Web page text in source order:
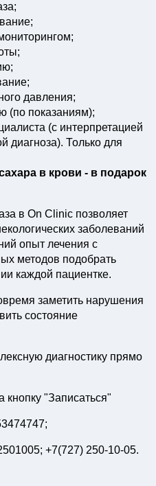
давления;
(по показаниям);
(с интерпретацией
диагноза). Только для
в крови - в подарок
в On Clinic позволяет
заболеваний
опыт лечения с
методов подобрать
каждой пациентке.
заметить нарушения
состояние
диагностику прямо
кнопку "Записаться"
+7(727) 250-10-05.